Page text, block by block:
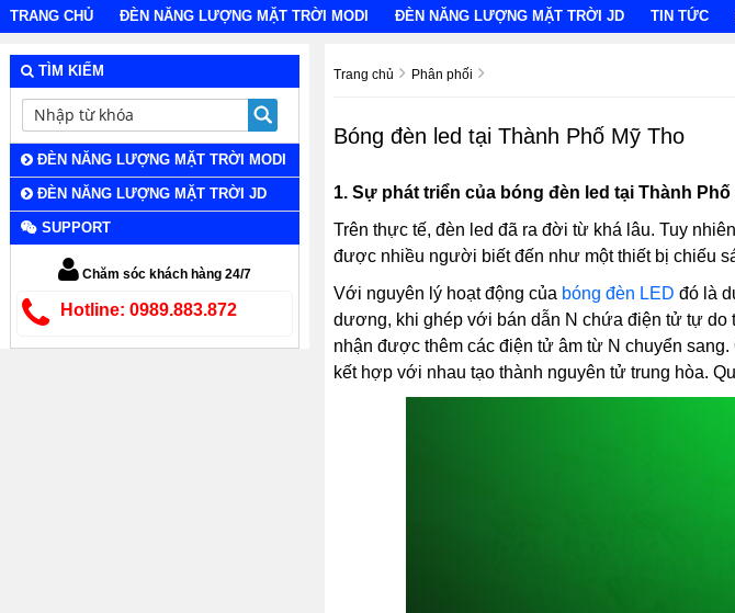
TRANG CHỦ ĐÈN NĂNG LƯỢNG MẶT TRỜI MODI ĐÈN NĂNG LƯỢNG MẶT TRỜI JD TIN TỨC
Trang chủ Phân phối
Bóng đèn led tại Thành Phố Mỹ Tho
1. Sự phát triển của bóng đèn led tại Thành Phố
Trên thực tế, đèn led đã ra đời từ khá lâu. Tuy
được nhiều người biết đến như một thiết bị chiếu
Với nguyên lý hoạt động của bóng đèn LED đó là
dương, khi ghép với bán dẫn N chứa điện tử tự do
nhận được thêm các điện tử âm từ N chuyển
kết hợp với nhau tạo thành nguyên tử trung hòa.
TÌM KIẾM
ĐÈN NĂNG LƯỢNG MẶT TRỜI MODI
ĐÈN NĂNG LƯỢNG MẶT TRỜI JD
SUPPORT
Chăm sóc khách hàng 24/7
Hotline: 0989.883.872